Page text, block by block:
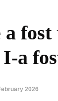
a
a
2026